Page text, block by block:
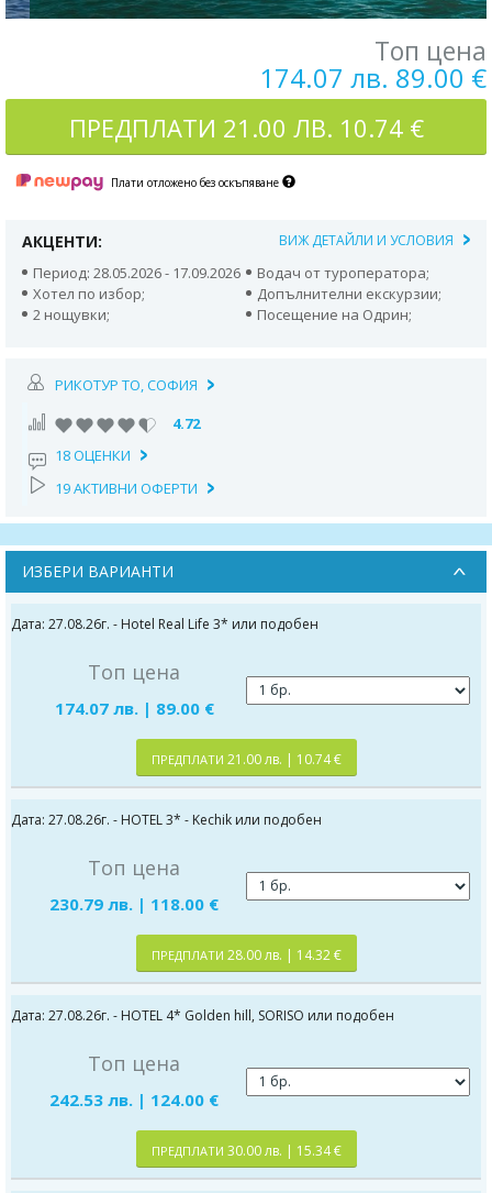
Топ цена
174.07 лв. 89.00 €
ПРЕДПЛАТИ 21.00 ЛВ. 10.74 €
Плати отложено без оскъпяване
АКЦЕНТИ: ВИЖ ДЕТАЙЛИ И УСЛОВИЯ
Период: 28.05.2026 - 17.09.2026
Водач от туроператора;
Хотел по избор;
Допълнителни екскурзии;
2 нощувки;
Посещение на Одрин;
РИКОТУР TO, СОФИЯ
4.72
18 ОЦЕНКИ
19 АКТИВНИ ОФЕРТИ
ИЗБЕРИ ВАРИАНТИ
Дата: 27.08.26г. - Hotel Real Life 3* или подобен
Топ цена
174.07 лв. | 89.00 €
ПРЕДПЛАТИ 21.00 лв. | 10.74 €
Дата: 27.08.26г. - HOTEL 3* - Kechik или подобен
Топ цена
230.79 лв. | 118.00 €
ПРЕДПЛАТИ 28.00 лв. | 14.32 €
Дата: 27.08.26г. - HOTEL 4* Golden hill, SORISO или подобен
Топ цена
242.53 лв. | 124.00 €
ПРЕДПЛАТИ 30.00 лв. | 15.34 €